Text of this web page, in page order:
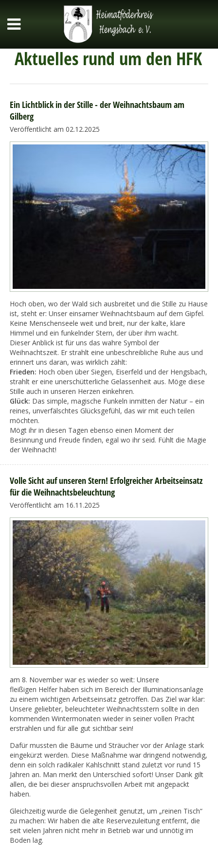
Aktuelles rund um den HFK
Ein Lichtblick in der Stille - der Weihnachtsbaum am
Gilberg
Veröffentlicht am 02.12.2025
​Hoch oben, wo der Wald sich ausbreitet und die Stille zu Hause
ist, steht er: Unser einsamer Weihnachtsbaum auf dem Gipfel.
Keine Menschenseele weit und breit, nur der kalte, klare
Himmel und ein funkelnder Stern, der über ihm wacht.
​Dieser Anblick ist für uns das wahre Symbol der
Weihnachtszeit. Er strahlt eine unbeschreibliche Ruhe aus und
erinnert uns daran, was wirklich zählt:
​Frieden: Hoch oben über Siegen, Eiserfeld und der Hengsbach,
strahlt er eine unerschütterliche Gelassenheit aus. Möge diese
Stille auch in unseren Herzen einkehren.
Glück: Das simple, magische Funkeln inmitten der Natur – ein
reines, unverfälschtes Glücksgefühl, das wir mit euch teilen
möchten.
​Mögt ihr in diesen Tagen ebenso einen Moment der
Besinnung und Freude finden, egal wo ihr seid. Fühlt die Magie
der Weihnacht!
Volle Sicht auf unseren Stern! Erfolgreicher Arbeitseinsatz
für die Weihnachtsbeleuchtung
Veröffentlicht am 16.11.2025
am 8. November war es wieder so weit: Unsere
fleißigen Helfer haben sich im Bereich der Illuminationsanlage
zu einem wichtigen Arbeitseinsatz getroffen. Das Ziel war klar:
Unsere geliebter, beleuchteter Weihnachtsstern sollte in den
kommenden Wintermonaten wieder in seiner vollen Pracht
erstrahlen und für alle gut sichtbar sein!
Dafür mussten die Bäume und Sträucher vor der Anlage stark
eingekürzt werden. Diese Maßnahme war dringend notwendig,
denn ein solch radikaler Kahlschnitt stand zuletzt vor rund 15
Jahren an. Man merkt den Unterschied sofort! Unser Dank gilt
allen, die bei dieser anspruchsvollen Arbeit mit angepackt
haben.
Gleichzeitig wurde die Gelegenheit genutzt, um „reinen Tisch“
zu machen: Wir haben die alte Reservezuleitung entfernt, die
seit vielen Jahren nicht mehr in Betrieb war und unnötig im
Boden lag.